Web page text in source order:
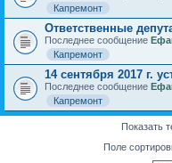
Капремонт
Ответственные
Последнее сообщение
Капремонт
14 сентября 2017 г.
Последнее сообщение
Капремонт
Показать
Поле